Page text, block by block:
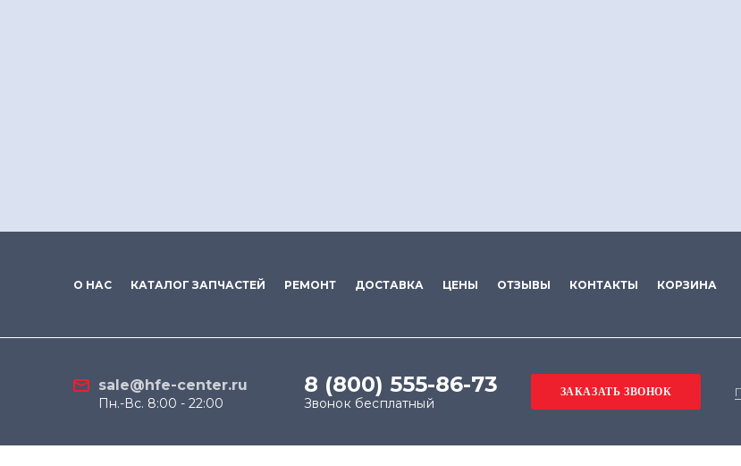
О НАС КАТАЛОГ ЗАПЧАСТЕЙ РЕМОНТ ДОСТАВКА ЦЕНЫ ОТЗЫВЫ КОНТАКТЫ КОРЗИНА
sale@hfe-center.ru
Пн.-Вс. 8:00 - 22:00
8 (800) 555-86-73
Звонок бесплатный